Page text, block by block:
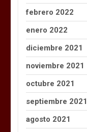
febrero 2022
enero 2022
diciembre 2021
noviembre 2021
octubre 2021
septiembre 2021
agosto 2021